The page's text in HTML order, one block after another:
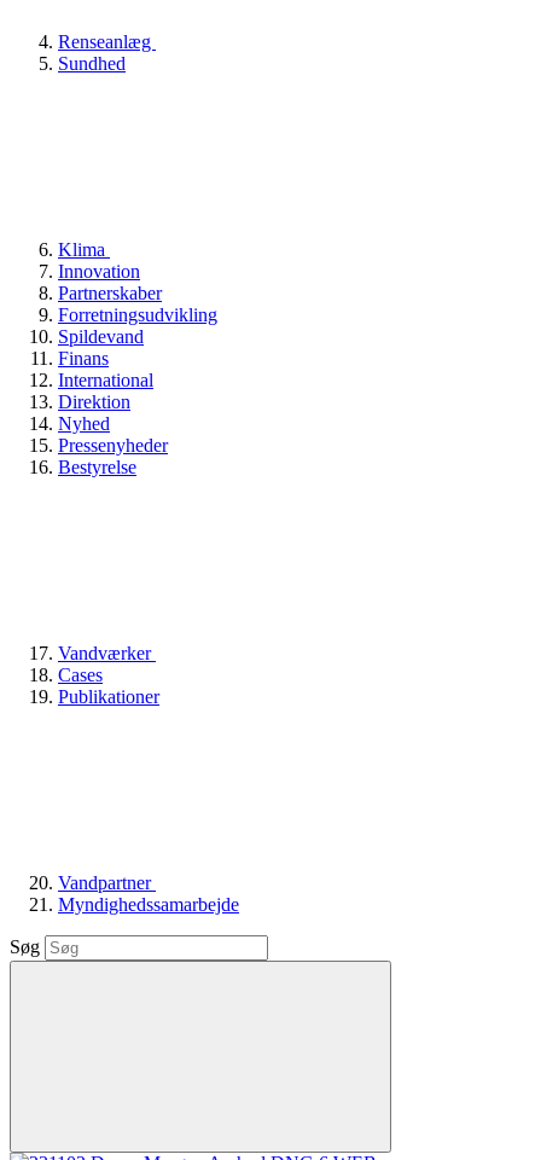
Renseanlæg
Sundhed
Klima
Innovation
Partnerskaber
Forretningsudvikling
Spildevand
Finans
International
Direktion
Nyhed
Pressenyheder
Bestyrelse
Vandværker
Cases
Publikationer
Vandpartner
Myndighedssamarbejde
Søg